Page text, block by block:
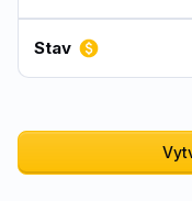
Stav